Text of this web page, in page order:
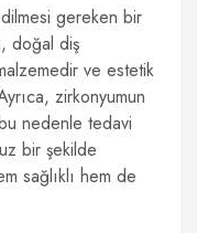
gereken bir
doğal diş
ve estetik
zirkonyumun
nedenle tedavi
bir şekilde
sağlıklı hem de